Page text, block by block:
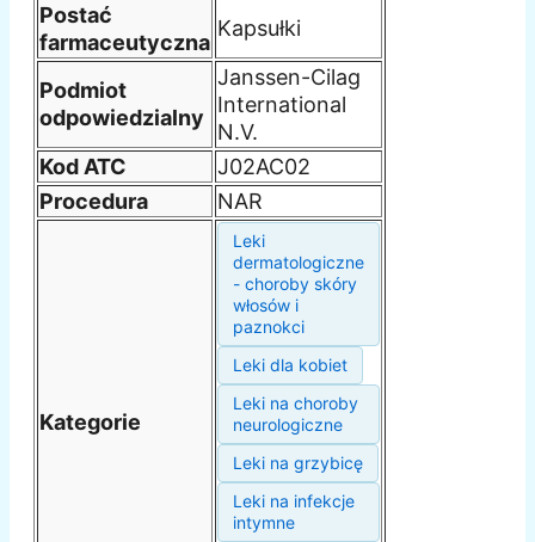
Postać
farmaceutyczna
Kapsułki
Podmiot
odpowiedzialny
Janssen-Cilag
International
N.V.
Kod ATC
J02AC02
Procedura
NAR
Kategorie
Leki
dermatologiczne
- choroby skóry
włosów i
paznokci
Leki dla kobiet
Leki na choroby
neurologiczne
Leki na grzybicę
Leki na infekcje
intymne